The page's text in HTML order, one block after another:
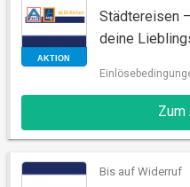
Städtereisen
deine
Zum
Bis auf Widerruf